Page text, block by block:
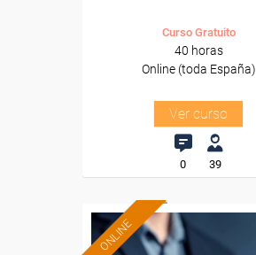
Curso Gratuito
40 horas
Online (toda España)
Ver curso
0 39
ONLINE